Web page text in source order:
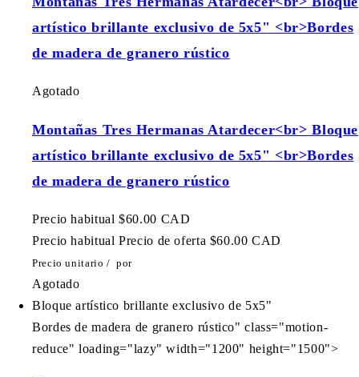
artístico brillante exclusivo de 5x5" <br>Bordes
de madera de granero rústico
Agotado
Montañas Tres Hermanas Atardecer<br> Bloque
artístico brillante exclusivo de 5x5" <br>Bordes
de madera de granero rústico
Precio habitual $60.00 CAD
Precio habitual Precio de oferta $60.00 CAD
Precio unitario / por
Agotado
Bloque artístico brillante exclusivo de 5x5"
Bordes de madera de granero rústico" class="motion-
reduce" loading="lazy" width="1200" height="1500">